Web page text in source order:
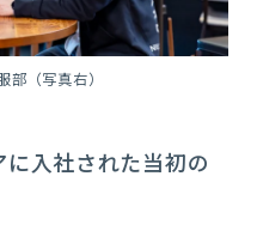
部（写真右）
入社された当初の